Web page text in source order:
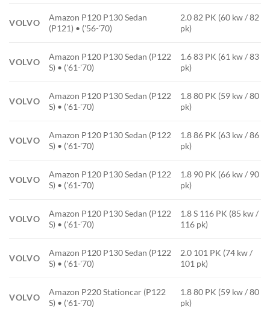
VOLVO
Amazon P120 P130 Sedan
(P121) • ('56-'70)
2.0 82 PK (60 kw / 82
pk)
VOLVO
Amazon P120 P130 Sedan (P122
S) • ('61-'70)
1.6 83 PK (61 kw / 83
pk)
VOLVO
Amazon P120 P130 Sedan (P122
S) • ('61-'70)
1.8 80 PK (59 kw / 80
pk)
VOLVO
Amazon P120 P130 Sedan (P122
S) • ('61-'70)
1.8 86 PK (63 kw / 86
pk)
VOLVO
Amazon P120 P130 Sedan (P122
S) • ('61-'70)
1.8 90 PK (66 kw / 90
pk)
VOLVO
Amazon P120 P130 Sedan (P122
S) • ('61-'70)
1.8 S 116 PK (85 kw /
116 pk)
VOLVO
Amazon P120 P130 Sedan (P122
S) • ('61-'70)
2.0 101 PK (74 kw /
101 pk)
VOLVO
Amazon P220 Stationcar (P122
S) • ('61-'70)
1.8 80 PK (59 kw / 80
pk)